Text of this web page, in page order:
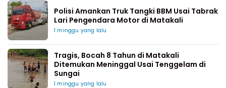
Polisi Amankan Truk Tangki BBM Usai Tabrak
Lari Pengendara Motor di Matakali
1 minggu yang lalu
Tragis, Bocah 8 Tahun di Matakali
Ditemukan Meninggal Usai Tenggelam di
Sungai
1 minggu yang lalu